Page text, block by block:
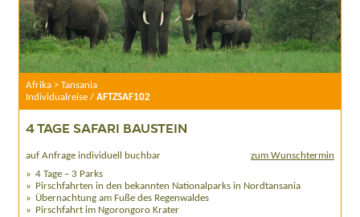
Afrika > Tansania
Individualreise / AFTZSAF102
4 TAGE SAFARI BAUSTEIN
auf Anfrage individuell buchbar
zum Wunschtermin
4 Tage – 3 Parks
Pirschfahrten in den bekannten Nationalparks in Nordtansania
Übernachtung am Fuße des Regenwaldes
Pirschfahrt im Ngorongoro Krater